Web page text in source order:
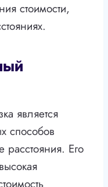
стоимости,
является
способов
расстояния. Его